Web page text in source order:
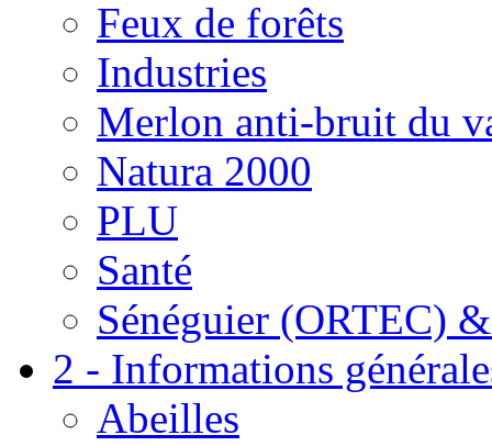
Feux de forêts
Industries
Merlon anti-bruit du
Natura 2000
PLU
Santé
Sénéguier (ORTEC)
2 - Informations
Abeilles